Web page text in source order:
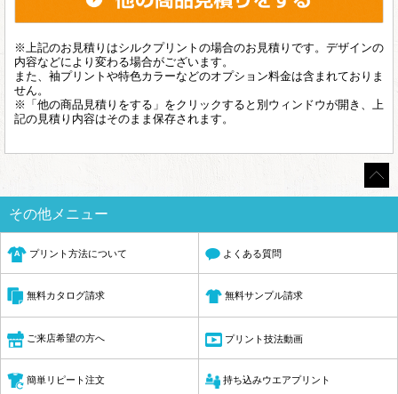
※上記のお見積りはシルクプリントの場合のお見積りです。デザインの
内容などにより変わる場合がございます。
また、袖プリントや特色カラーなどのオプション料金は含まれておりま
せん。
※「他の商品見積りをする」をクリックすると別ウィンドウが開き、上
記の見積り内容はそのまま保存されます。
その他メニュー
プリント方法について よくある質問
無料カタログ請求 無料サンプル請求
ご来店希望の方へ プリント技法動画
簡単リピート注文 持ち込みウエアプリント